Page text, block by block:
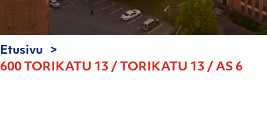
Etusivu
600 TORIKATU 13 / TORIKATU 13 / AS 6